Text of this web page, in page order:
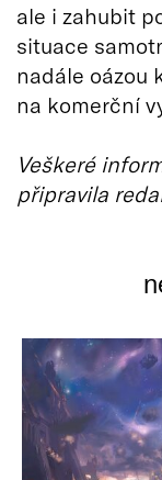
ale i zahubit
situace
nadále oázou
na komerční
Veškeré
připravila